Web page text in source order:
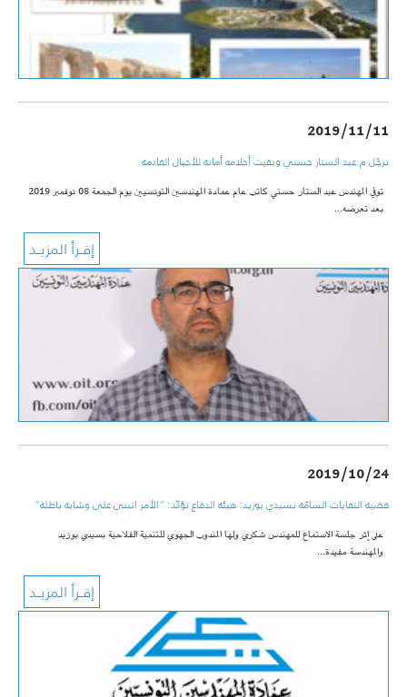
2019/11/11
ترجّل م.عبد الستار حسني وبقيت أحلامه أمانة للأجيال القادمة
توفي المهندس عبد الستار حسني كاتب عام عمادة المهندسين التونسيين يوم الجمعة 08 نوفمبر 2019
بعد تعرضه…
2019/10/24
قضية النفايات السامّة بسيدي بوزيد: هيئة الدفاع تؤكّد: “الأمر انبنى على وشاية باطلة”
على إثر جلسة الاستماع للمهندس شكري ولها المندوب الجهوي للتنمية الفلاحية بسيدي بوزيد
والمهندسة مفيدة…